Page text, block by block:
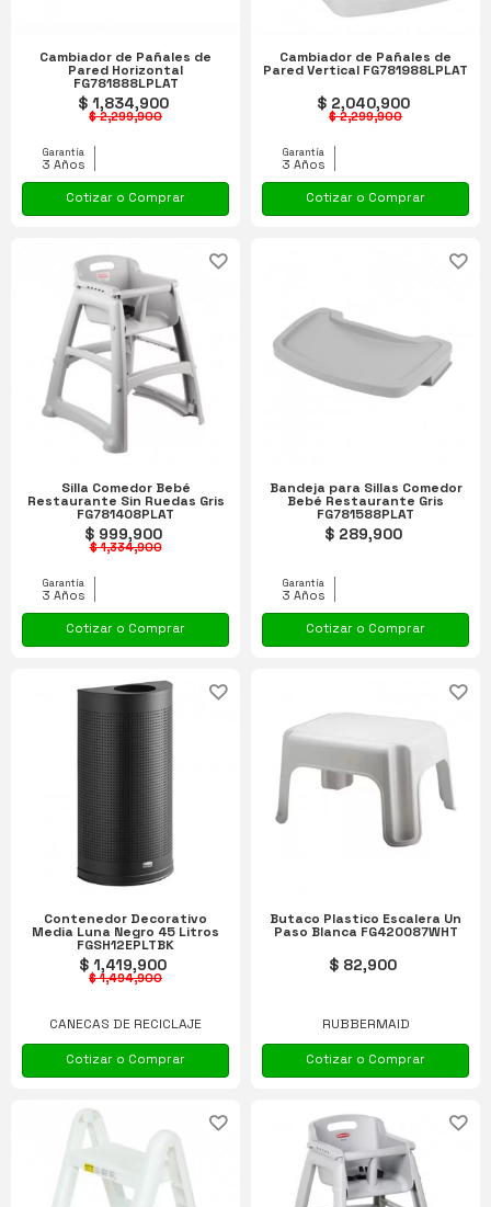
Cambiador de Pañales de
Pared Horizontal
FG781888LPLAT
$ 1,834,900
$ 2,299,900
Garantía
3 Años
Cotizar o Comprar
Cambiador de Pañales de
Pared Vertical FG781988LPLAT
$ 2,040,900
$ 2,299,900
Garantía
3 Años
Cotizar o Comprar
Silla Comedor Bebé
Restaurante Sin Ruedas Gris
FG781408PLAT
$ 999,900
$ 1,334,900
Garantía
3 Años
Cotizar o Comprar
Bandeja para Sillas Comedor
Bebé Restaurante Gris
FG781588PLAT
$ 289,900
Garantía
3 Años
Cotizar o Comprar
Contenedor Decorativo
Media Luna Negro 45 Litros
FGSH12EPLTBK
$ 1,419,900
$ 1,494,900
CANECAS DE RECICLAJE
Cotizar o Comprar
Butaco Plastico Escalera Un
Paso Blanca FG420087WHT
$ 82,900
RUBBERMAID
Cotizar o Comprar